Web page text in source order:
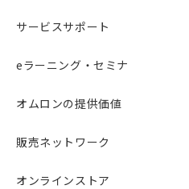
サービスサポート
eラーニング・セミナ
オムロンの提供価値
販売ネットワーク
オンラインストア